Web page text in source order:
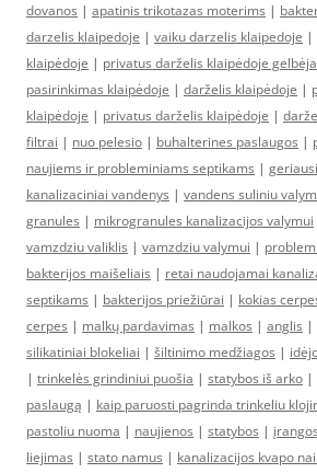
dovanos | apatinis trikotazas moterims |
darzelis klaipedoje | vaiku darzelis klaipedoje |
klaipėdoje | privatus darželis klaipėdoje gelbėja
pasirinkimas klaipėdoje | darželis klaipėdoje |
klaipėdoje | privatus darželis klaipėdoje |
filtrai | nuo pelesio | buhalterines paslaugos |
naujiems ir probleminiams septikams |
kanalizaciniai vandenys | vandens suliniu
granules | mikrogranules kanalizacijos valymui
vamzdziu valiklis | vamzdziu valymui |
bakterijos maišeliais | retai naudojamai
septikams | bakterijos priežiūrai | kokias
cerpes | malkų pardavimas | malkos | anglis |
silikatiniai blokeliai | šiltinimo medžiagos |
| trinkelės grindiniui puošia | statybos iš arko |
paslaugą | kaip paruosti pagrinda trinkeliu
pastoliu nuoma | naujienos | statybos |
liejimas | stato namus | kanalizacijos kvapo